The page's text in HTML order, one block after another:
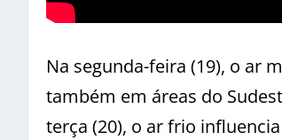
Na segunda-feira (19), o ar
também em áreas do
terça (20), o ar frio